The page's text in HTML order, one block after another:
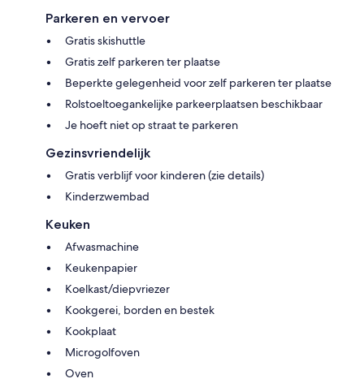
Parkeren en vervoer
Gratis skishuttle
Gratis zelf parkeren ter plaatse
Beperkte gelegenheid voor zelf parkeren ter plaatse
Rolstoeltoegankelijke parkeerplaatsen beschikbaar
Je hoeft niet op straat te parkeren
Gezinsvriendelijk
Gratis verblijf voor kinderen (zie details)
Kinderzwembad
Keuken
Afwasmachine
Keukenpapier
Koelkast/diepvriezer
Kookgerei, borden en bestek
Kookplaat
Microgolfoven
Oven